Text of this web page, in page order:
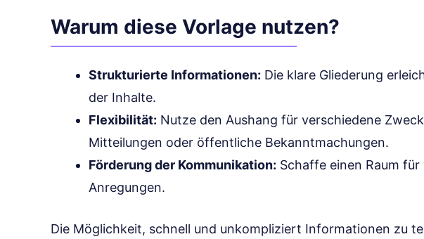
Warum diese Vorlage nutzen?
Strukturierte Informationen: Die klare Gliederung
der Inhalte.
Flexibilität: Nutze den Aushang für verschiedene
Mitteilungen oder öffentliche Bekanntmachungen.
Förderung der Kommunikation: Schaffe einen Raum für
Anregungen.
Die Möglichkeit, schnell und unkompliziert Informationen zu